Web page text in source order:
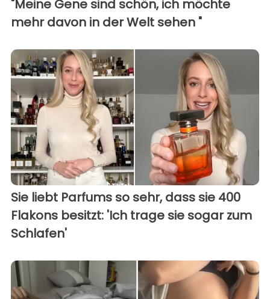
"Meine Gene sind schön, ich möchte
mehr davon in der Welt sehen "
Sie liebt Parfums so sehr, dass sie 400
Flakons besitzt: 'Ich trage sie sogar zum
Schlafen'